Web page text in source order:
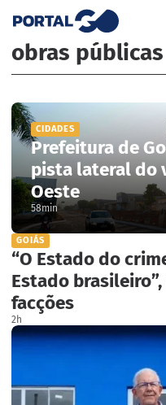
obras
CIDADES
Prefeitura de
pista lateral do
Oeste
58min
GOIÁS
“O Estado do
Estado
facções
2h